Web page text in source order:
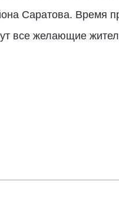
Саратова. Время
все желающие